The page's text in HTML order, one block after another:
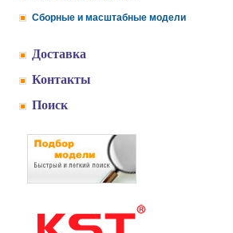
Сборные и масштабные модели
Доставка
Контакты
Поиск